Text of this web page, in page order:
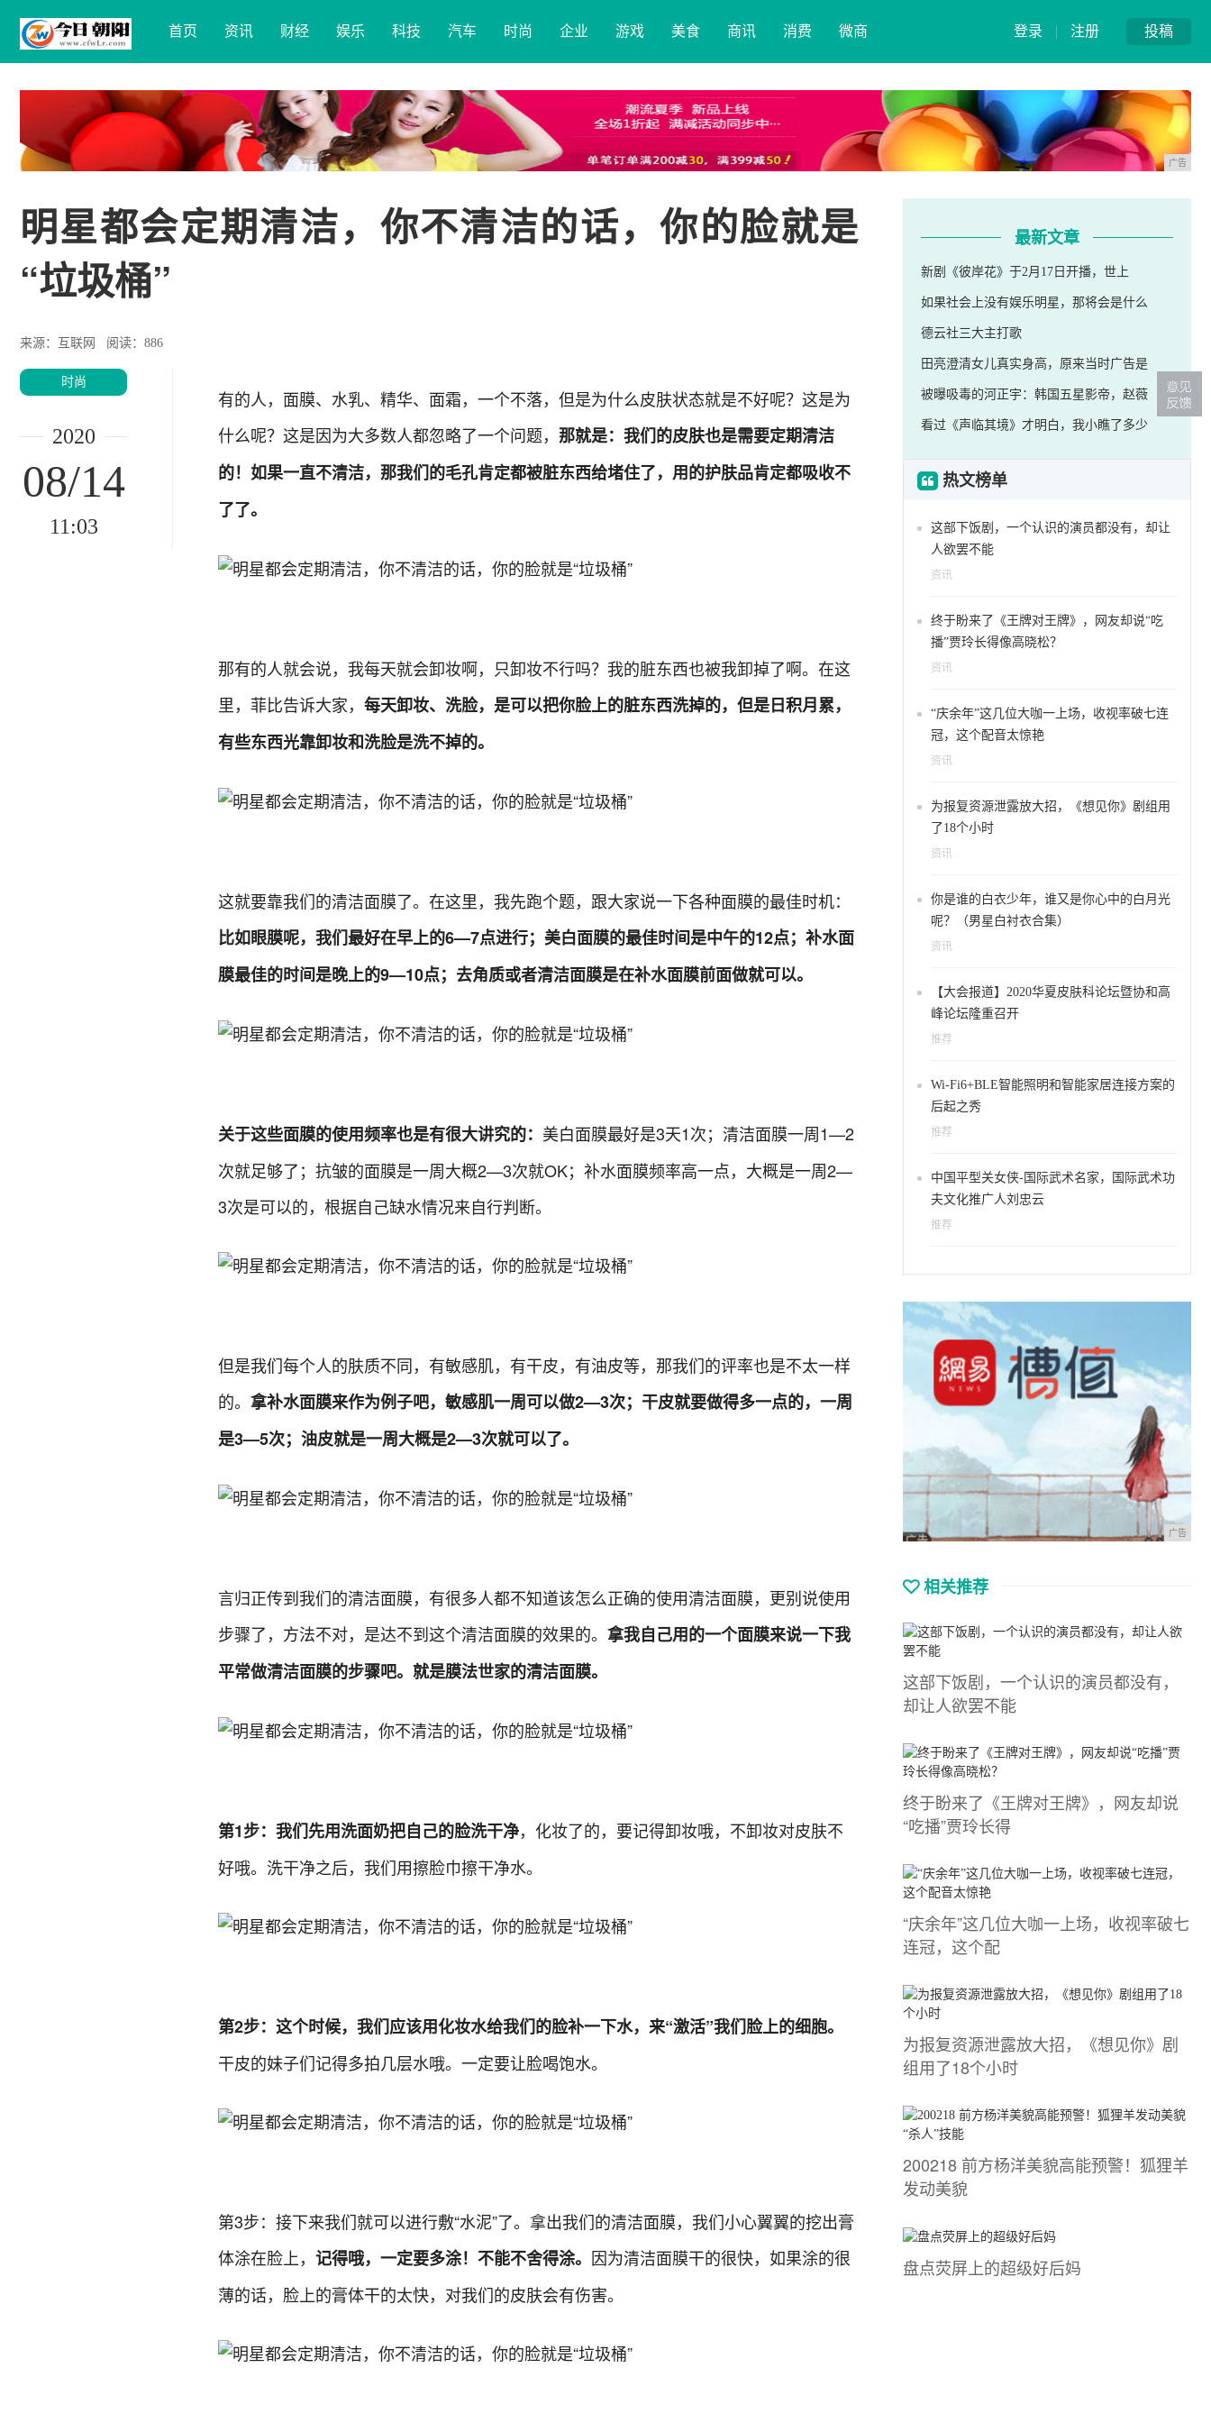
投稿
登录 | 注册
首页 资讯 财经 娱乐 科技 汽车 时尚 企业 游戏 美食 商讯 消费 微商
广告
明星都会定期清洁，你不清洁的话，你的脸就是
“垃圾桶”
来源：互联网 阅读：886
时尚
2020
08/14
11:03
有的人，面膜、水乳、精华、面霜，一个不落，但是为什么皮肤状态就是不好呢？这是为
什么呢？这是因为大多数人都忽略了一个问题， 那就是：我们的皮肤也是需要定期清洁
的！如果一直不清洁，那我们的毛孔肯定都被脏东西给堵住了，用的护肤品肯定都吸收不
了了。
那有的人就会说，我每天就会卸妆啊，只卸妆不行吗？我的脏东西也被我卸掉了啊。在这
里，菲比告诉大家， 每天卸妆、洗脸，是可以把你脸上的脏东西洗掉的，但是日积月累，
有些东西光靠卸妆和洗脸是洗不掉的。
这就要靠我们的清洁面膜了。在这里，我先跑个题，跟大家说一下各种面膜的最佳时机：
比如眼膜呢，我们最好在早上的6—7点进行；美白面膜的最佳时间是中午的12点；补水面
膜最佳的时间是晚上的9—10点；去角质或者清洁面膜是在补水面膜前面做就可以。
关于这些面膜的使用频率也是有很大讲究的： 美白面膜最好是3天1次；清洁面膜一周1—2
次就足够了；抗皱的面膜是一周大概2—3次就OK；补水面膜频率高一点，大概是一周2—
3次是可以的，根据自己缺水情况来自行判断。
但是我们每个人的肤质不同，有敏感肌，有干皮，有油皮等，那我们的评率也是不太一样
的。 拿补水面膜来作为例子吧，敏感肌一周可以做2—3次；干皮就要做得多一点的，一周
是3—5次；油皮就是一周大概是2—3次就可以了。
言归正传到我们的清洁面膜，有很多人都不知道该怎么正确的使用清洁面膜，更别说使用
步骤了，方法不对，是达不到这个清洁面膜的效果的。 拿我自己用的一个面膜来说一下我
平常做清洁面膜的步骤吧。就是膜法世家的清洁面膜。
第1步：我们先用洗面奶把自己的脸洗干净，化妆了的，要记得卸妆哦，不卸妆对皮肤不
好哦。洗干净之后，我们用擦脸巾擦干净水。
第2步：这个时候，我们应该用化妆水给我们的脸补一下水，来“激活”我们脸上的细胞。
干皮的妹子们记得多拍几层水哦。一定要让脸喝饱水。
第3步：接下来我们就可以进行敷“水泥”了。拿出我们的清洁面膜，我们小心翼翼的挖出膏
体涂在脸上， 记得哦，一定要多涂！不能不舍得涂。 因为清洁面膜干的很快，如果涂的很
薄的话，脸上的膏体干的太快，对我们的皮肤会有伤害。
最新文章
新剧《彼岸花》于2月17日开播，世上
如果社会上没有娱乐明星，那将会是什么
德云社三大主打歌
田亮澄清女儿真实身高，原来当时广告是
被曝吸毒的河正宇：韩国五星影帝，赵薇
看过《声临其境》才明白，我小瞧了多少
热文榜单
这部下饭剧，一个认识的演员都没有，却让
人欲罢不能
资讯
终于盼来了《王牌对王牌》，网友却说“吃
播”贾玲长得像高晓松？
资讯
“庆余年”这几位大咖一上场，收视率破七连
冠，这个配音太惊艳
资讯
为报复资源泄露放大招，《想见你》剧组用
了18个小时
资讯
你是谁的白衣少年，谁又是你心中的白月光
呢？（男星白衬衣合集）
资讯
【大会报道】2020华夏皮肤科论坛暨协和高
峰论坛隆重召开
推荐
Wi-Fi6+BLE智能照明和智能家居连接方案的
后起之秀
推荐
中国平型关女侠-国际武术名家，国际武术功
夫文化推广人刘忠云
推荐
广告
相关推荐
这部下饭剧，一个认识的演员都没有，
却让人欲罢不能
终于盼来了《王牌对王牌》，网友却说
“吃播”贾玲长得
“庆余年”这几位大咖一上场，收视率破七
连冠，这个配
为报复资源泄露放大招，《想见你》剧
组用了18个小时
200218 前方杨洋美貌高能预警！狐狸羊
发动美貌
盘点荧屏上的超级好后妈